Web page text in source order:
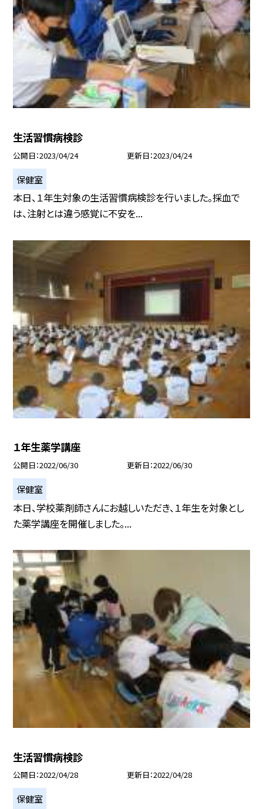
生活習慣病検診
公開日 2023/04/24 更新日 2023/04/24
保健室
本日、１年生対象の生活習慣病検診を行いました。採血で
は、注射とは違う感覚に不安を...
１年生薬学講座
公開日 2022/06/30 更新日 2022/06/30
保健室
本日、学校薬剤師さんにお越しいただき、１年生を対象とし
た薬学講座を開催しました。...
生活習慣病検診
公開日 2022/04/28 更新日 2022/04/28
保健室